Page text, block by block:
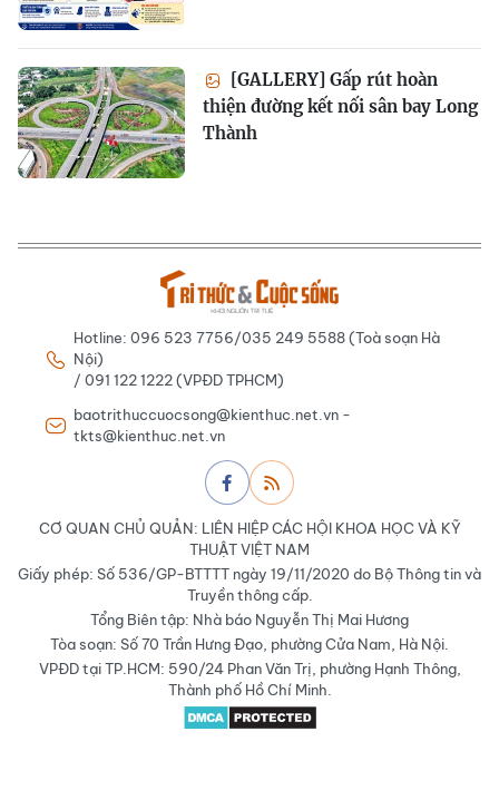
[GALLERY] Gấp rút hoàn
thiện đường kết nối sân bay Long
Thành
Hotline: 096 523 7756/035 249 5588 (Toà soạn Hà
Nội)
/ 091 122 1222 (VPĐD TPHCM)
baotrithuccuocsong@kienthuc.net.vn -
tkts@kienthuc.net.vn
CƠ QUAN CHỦ QUẢN: LIÊN HIỆP CÁC HỘI KHOA HỌC VÀ KỸ
THUẬT VIỆT NAM
Giấy phép: Số 536/GP-BTTTT ngày 19/11/2020 do Bộ Thông tin và
Truyền thông cấp.
Tổng Biên tập: Nhà báo Nguyễn Thị Mai Hương
Tòa soạn: Số 70 Trần Hưng Đạo, phường Cửa Nam, Hà Nội.
VPĐD tại TP.HCM: 590/24 Phan Văn Trị, phường Hạnh Thông,
Thành phố Hồ Chí Minh.